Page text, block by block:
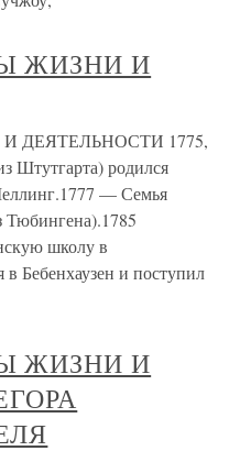
ЖИЗНИ И
1775,
Штутгарта) родился
— Семья
Тюбингена).1785
школу в
Бебенхаузен и поступил
ЖИЗНИ И